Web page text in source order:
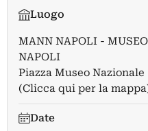
Luogo
MANN NAPOLI -
NAPOLI
Piazza Museo
(Clicca qui per la
Date